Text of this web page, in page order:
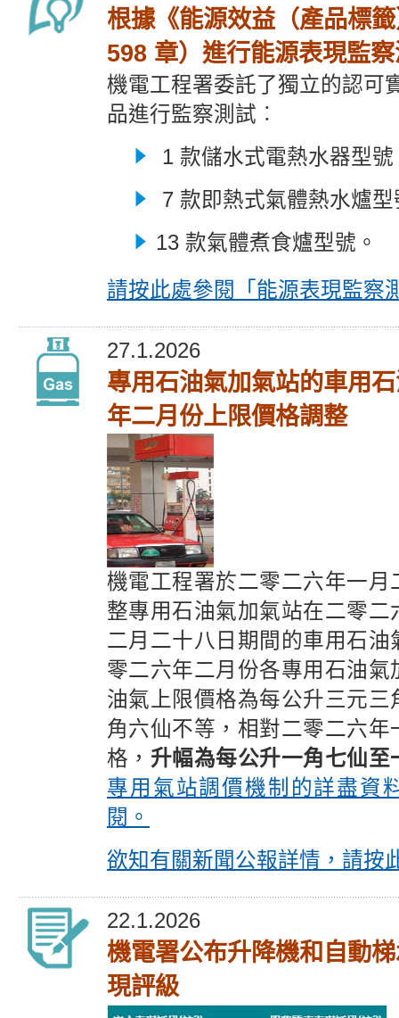
根據《能源效益（產品標
598 章）進行能源表現監
機電工程署委託了獨立的認可
品進行監察測試︰
1 款儲水式電熱水器型號
7 款即熱式氣體熱水爐
13 款氣體煮食爐型號。
請按此處參閱 「能源表現監察
27.1.2026
專用石油氣加氣站的車用
年二月份上限價格調整
機電工程署於二零二六年一月
整專用石油氣加氣站在二零二
二月二十八日期間的車用石油
零二六年二月份各專用石油氣
油氣上限價格為每公升三元三
角六仙不等，相對二零二六年
格， 升幅為每公升一角七仙至
專用氣站調價機制的詳盡資
閱。
欲知有關新聞公報詳情，請按
22.1.2026
機電署公布升降機和自動
現評級